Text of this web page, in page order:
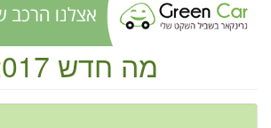
מה חדש 2017